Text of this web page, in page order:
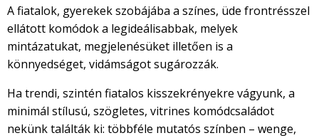
A fiatalok, gyerekek szobájába a színes, üde frontrésszel
ellátott komódok a legideálisabbak, melyek
mintázatukat, megjelenésüket illetően is a
könnyedséget, vidámságot sugározzák.
Ha trendi, szintén fiatalos kisszekrényekre vágyunk, a
minimál stílusú, szögletes, vitrines komódcsaládot
nekünk találták ki: többféle mutatós színben – wenge,